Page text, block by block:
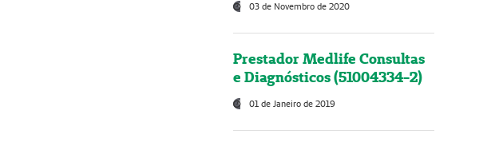
03 de Novembro de 2020
Prestador Medlife Consultas
e Diagnósticos (51004334-2)
01 de Janeiro de 2019